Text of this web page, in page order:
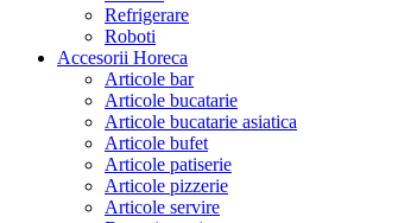
Refrigerare
Roboti
Accesorii Horeca
Articole bar
Articole bucatarie
Articole bucatarie asiatica
Articole bufet
Articole patiserie
Articole pizzerie
Articole servire